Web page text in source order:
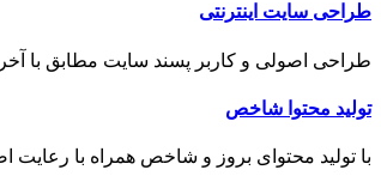
طراحی سایت اینترنتی
طراحی اصولی و کاربر پسند سایت مطابق با
تولید محتوا شاخص
با تولید محتوای بروز و شاخص همراه با رعایت